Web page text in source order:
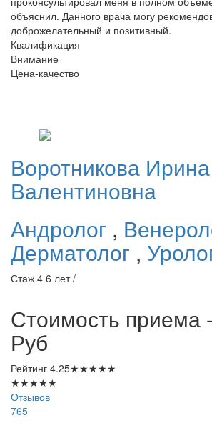
объяснил. Данного врача могу
доброжелательный и позитивный.
Квалификация
Внимание
Цена-качество
Воротникова Ирина
Валентиновна
Андролог ,
Дерматолог ,
Стаж 4 6 лет /
Стоимость приема
Руб
Рейтинг 4.25★★★★★
★★★★★
Отзывов
765